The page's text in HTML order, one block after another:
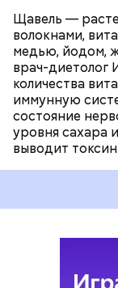
Щавель —
волокнами,
медью, йодом,
врач-диетолог
количества
иммунную
состояние
уровня сахара
выводит